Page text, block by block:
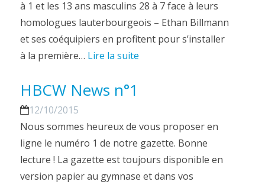
à 1 et les 13 ans masculins 28 à 7 face à leurs
homologues lauterbourgeois – Ethan Billmann
et ses coéquipiers en profitent pour s’installer
à la première… Lire la suite
HBCW News n°1
12/10/2015
Nous sommes heureux de vous proposer en
ligne le numéro 1 de notre gazette. Bonne
lecture ! La gazette est toujours disponible en
version papier au gymnase et dans vos